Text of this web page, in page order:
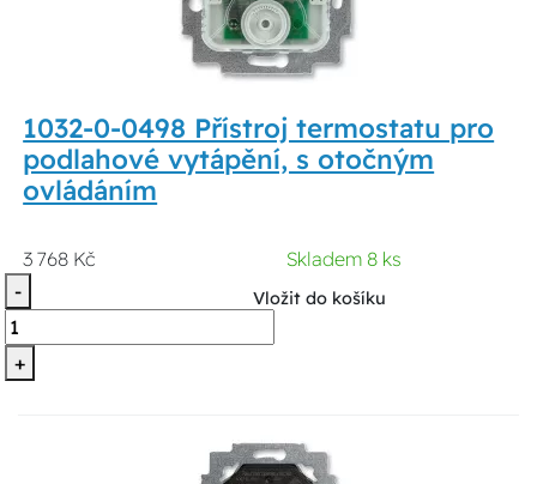
1032-0-0498 Přístroj termostatu pro
podlahové vytápění, s otočným
ovládáním
3 768 Kč
Skladem 8 ks
-
+
Vložit do košíku